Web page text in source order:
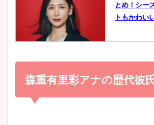
豊島実季ア
とめ！美脚
宇賀神メグ
とめ！シー
トもかわい
小室瑛莉子
め！足が美
かわいい！
森重有里彩アナの歴代彼